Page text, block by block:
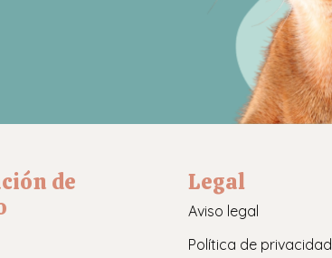
de
Legal
Aviso legal
Política de privacidad